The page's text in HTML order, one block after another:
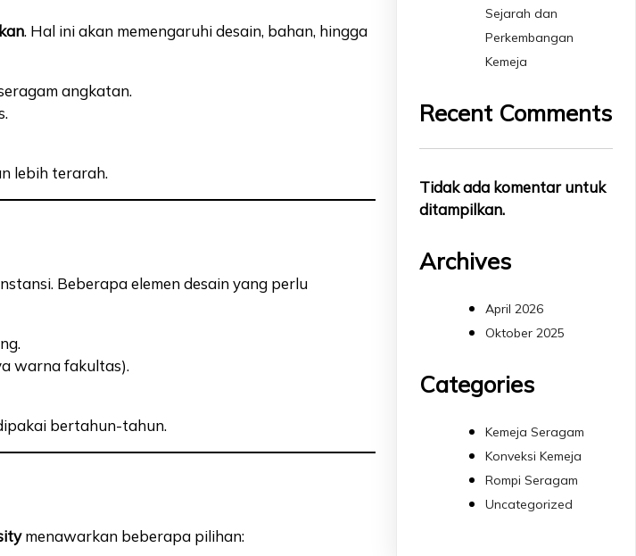
. Hal ini akan memengaruhi desain, bahan, hingga
angkatan.
lebih terarah.
Beberapa elemen desain yang perlu
warna fakultas).
bertahun-tahun.
menawarkan beberapa pilihan:
Sejarah dan
Perkembangan
Kemeja
Recent Comments
Tidak ada komentar untuk
ditampilkan.
Archives
April 2026
Oktober 2025
Categories
Kemeja Seragam
Konveksi Kemeja
Rompi Seragam
Uncategorized